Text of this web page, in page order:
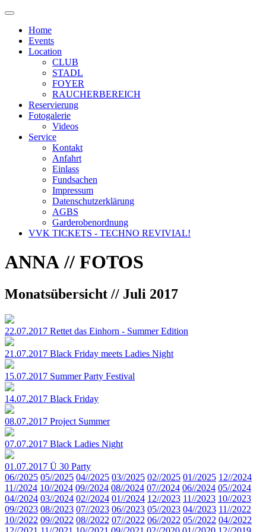
Home
Events
Location
CLUB
STADL
FOYER
RAUCHERBEREICH
Reservierung
Fotogalerie
Videos
Service
Kontakt
Anfahrt
Einlass
Fundsachen
Impressum
Datenschutzerklärung
AGBS
Garderobenordnung
VVK TICKETS - TECHNO REVIVIAL!
ANNA// FOTOS
Monatsübersicht // Juli 2017
22.07.2017 Rettet das Einhorn - Summer Edition
21.07.2017 Black Friday meets Ladies Night
15.07.2017 Summer Party Festival
14.07.2017 Black Friday
08.07.2017 Project Summer
07.07.2017 Black Ladies Night
01.07.2017 Ü 30 Party
06//2025 05//2025 04//2025 03//2025 02//2025 01//2025 12//2024
11//2024 10//2024 09//2024 08//2024 07//2024 06//2024 05//2024
04//2024 03//2024 02//2024 01//2024 12//2023 11//2023 10//2023
09//2023 08//2023 07//2023 06//2023 05//2023 04//2023 11//2022
10//2022 09//2022 08//2022 07//2022 06//2022 05//2022 04//2022